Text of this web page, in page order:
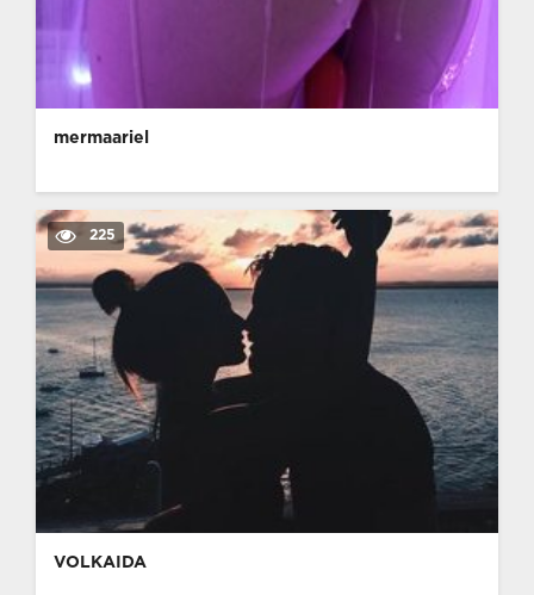
mermaariel
225
VOLKAIDA